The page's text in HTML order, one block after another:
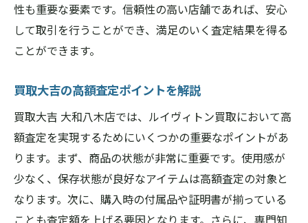
性も重要な要素です。信頼性の高い店舗であれば、安心
して取引を行うことができ、満足のいく査定結果を得る
ことができます。
買取大吉の高額査定ポイントを解説
買取大吉 大和八木店では、ルイヴィトン買取において高
額査定を実現するためにいくつかの重要なポイントがあ
ります。まず、商品の状態が非常に重要です。使用感が
少なく、保存状態が良好なアイテムは高額査定の対象と
なります。次に、購入時の付属品や証明書が揃っている
ことも査定額を上げる要因となります。さらに、専門知